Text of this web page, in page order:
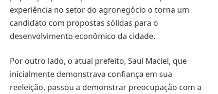
experiência no setor do agronegócio o torna um
candidato com propostas sólidas para o
desenvolvimento econômico da cidade.
Por outro lado, o atual prefeito, Saul Maciel, que
inicialmente demonstrava confiança em sua
reeleição, passou a demonstrar preocupação com a